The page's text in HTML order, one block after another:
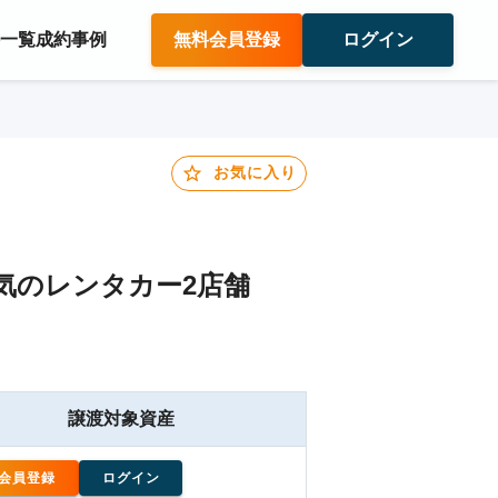
覧成約事例 無料会員登録 ログイン
お気に入り
のレンタカー2店舗
員登録 ログイン
譲渡対象資産